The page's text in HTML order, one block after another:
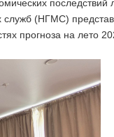
последствий
служб (НГМС)
прогноза на лето